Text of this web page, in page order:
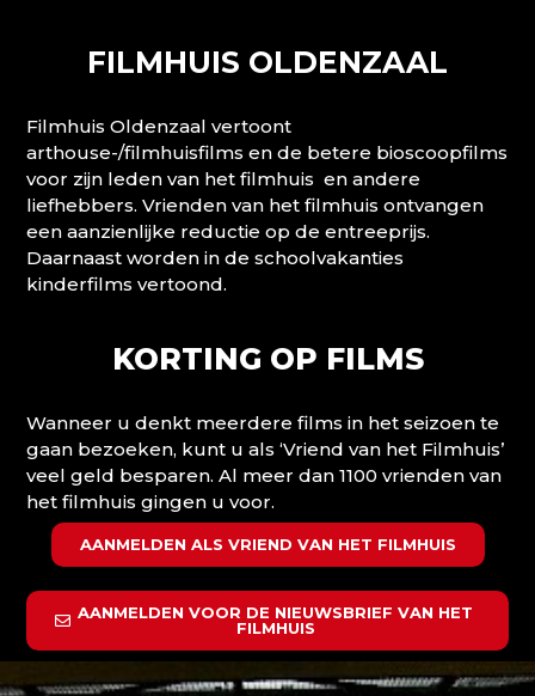
FILMHUIS OLDENZAAL
Filmhuis Oldenzaal vertoont
arthouse-/filmhuisfilms en de betere bioscoopfilms
voor zijn leden van het filmhuis en andere
liefhebbers. Vrienden van het filmhuis ontvangen
een aanzienlijke reductie op de entreeprijs.
Daarnaast worden in de schoolvakanties
kinderfilms vertoond.
KORTING OP FILMS
Wanneer u denkt meerdere films in het seizoen te
gaan bezoeken, kunt u als ‘Vriend van het Filmhuis’
veel geld besparen. Al meer dan 1100 vrienden van
het filmhuis gingen u voor.
AANMELDEN ALS VRIEND VAN HET FILMHUIS
AANMELDEN VOOR DE NIEUWSBRIEF VAN HET
FILMHUIS